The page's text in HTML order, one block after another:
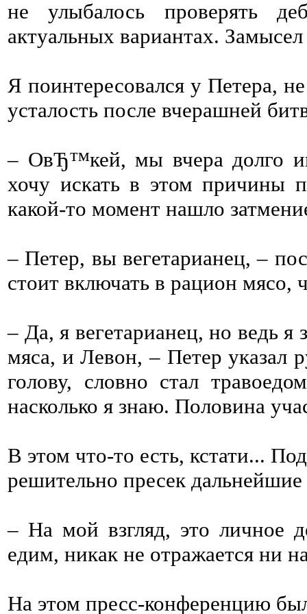
не улыбалось проверять
актуальных вариантах. Замысел
Я поинтересовался у Петера,
усталость после вчерашней
– ОвЂ™кей, мы вчера долго
хочу искать в этом причины
какой-то момент нашло
– Петер, вы вегетарианец, –
стоит включать в рацион мясо,
– Да, я вегетарианец, но ведь
мяса, и Левон, – Петер указал
голову, словно стал
насколько я знаю. Половина
В этом что-то есть, кстати...
решительно пресек
– На мой взгляд, это личное
едим, никак не отражается ни
На этом пресс-конференцию